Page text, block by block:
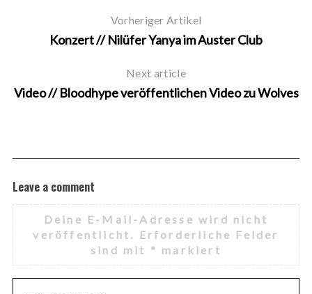
Vorheriger Artikel
Konzert // Nilüfer Yanya im Auster Club
Next article
Video // Bloodhype veröffentlichen Video zu Wolves
Leave a comment
Deine E-Mail-Adresse wird nicht
veröffentlicht.
Erforderliche Felder
sind mit * markiert